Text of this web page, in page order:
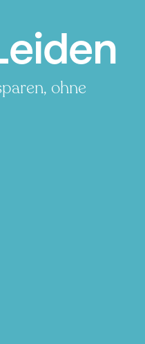
ohne